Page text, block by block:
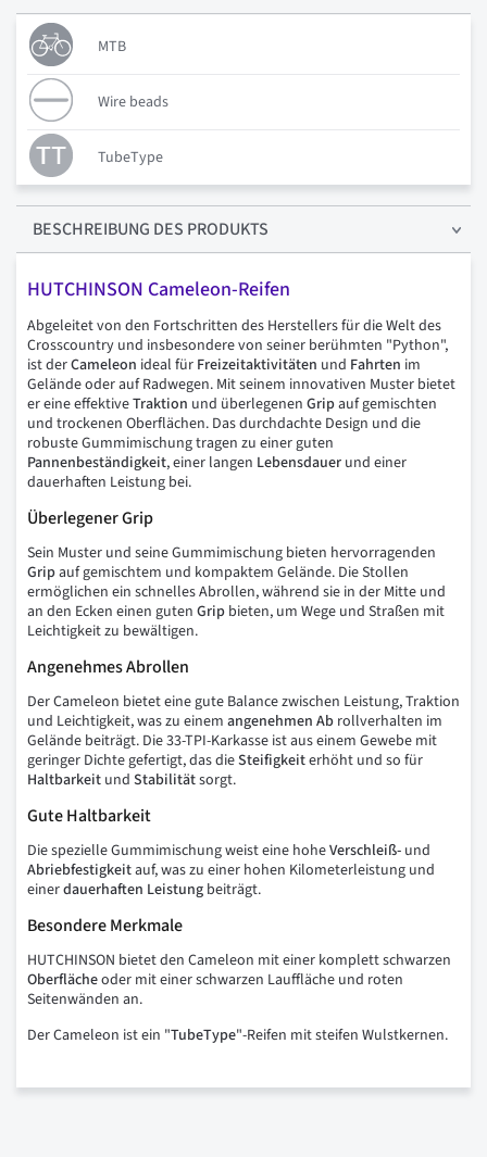
MTB
Wire beads
TubeType
BESCHREIBUNG DES PRODUKTS
HUTCHINSON Cameleon-Reifen
Abgeleitet von den Fortschritten des Herstellers für die Welt des
Crosscountry und insbesondere von seiner berühmten "Python",
ist derCameleon ideal für Freizeitaktivitäten und Fahrten im
Gelände oder auf Radwegen. Mit seinem innovativen Muster bietet
er eine effektiveTraktion und überlegenen Gripauf gemischten
und trockenen Oberflächen. Das durchdachte Design und die
robuste Gummimischung tragen zu einer guten
Pannenbeständigkeit, einer langen Lebensdauer und einer
dauerhaften Leistung bei.
Überlegener Grip
Sein Muster und seine Gummimischung bieten hervorragenden
Gripauf gemischtem und kompaktem Gelände. Die Stollen
ermöglichen ein schnelles Abrollen, während sie in der Mitte und
an den Ecken einen guten Grip bieten, um Wege und Straßen mit
Leichtigkeit zu bewältigen.
Angenehmes Abrollen
Der Cameleon bietet eine gute Balance zwischen Leistung, Traktion
und Leichtigkeit, was zu einem angenehmen Ab rollverhalten im
Gelände beiträgt. Die 33-TPI-Karkasse ist aus einem Gewebe mit
geringer Dichte gefertigt, das dieSteifigkeiterhöht und so für
Haltbarkeit und Stabilitätsorgt.
Gute Haltbarkeit
Die spezielle Gummimischung weist eine hoheVerschleiß- und
Abriebfestigkeitauf, was zu einer hohen Kilometerleistung und
einerdauerhaften Leistung beiträgt.
Besondere Merkmale
HUTCHINSON bietet den Cameleon mit einer komplett schwarzen
Oberflächeoder mit einer schwarzen Lauffläche und roten
Seitenwänden an.
Der Cameleon ist ein "TubeType"-Reifen mit steifen Wulstkernen.